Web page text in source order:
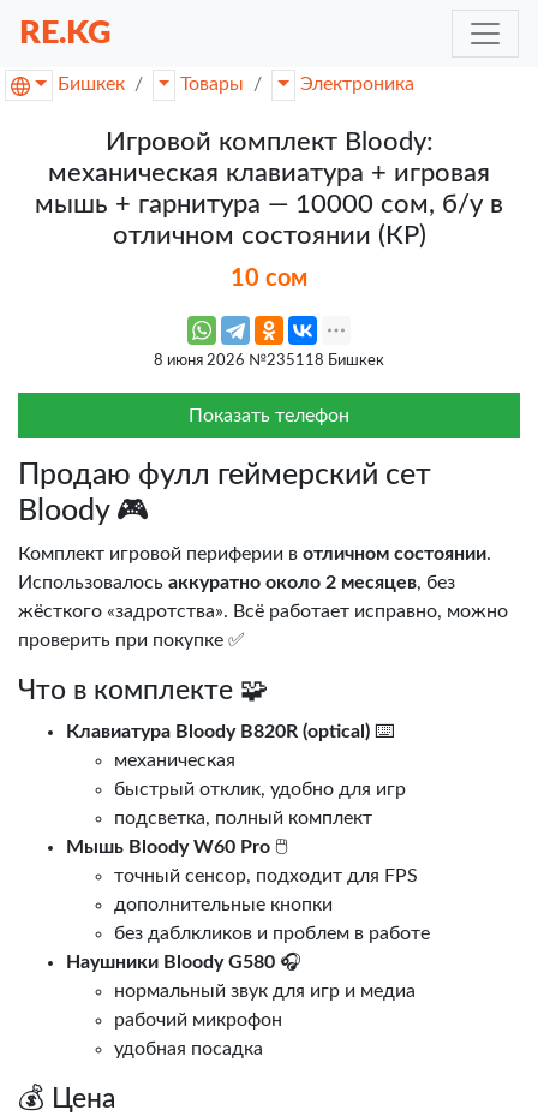
RE.KG
Бишкек Товары Электроника
Игровой комплект Bloody:
механическая клавиатура + игровая
мышь + гарнитура — 10000 сом, б/у в
отличном состоянии (КР)
10 сом
8 июня 2026 №235118 Бишкек
Показать телефон
Продаю фулл геймерский сет
Bloody 🎮
Комплект игровой периферии в отличном состоянии.
Использовалось аккуратно около 2 месяцев, без
жёсткого «задротства». Всё работает исправно, можно
проверить при покупке ✅
Что в комплекте 🧩
Клавиатура Bloody B820R (optical) ⌨️
механическая
быстрый отклик, удобно для игр
подсветка, полный комплект
Мышь Bloody W60 Pro 🖱️
точный сенсор, подходит для FPS
дополнительные кнопки
без даблкликов и проблем в работе
Наушники Bloody G580 🎧
нормальный звук для игр и медиа
рабочий микрофон
удобная посадка
💰 Цена